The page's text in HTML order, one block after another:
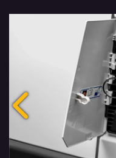
Anterior